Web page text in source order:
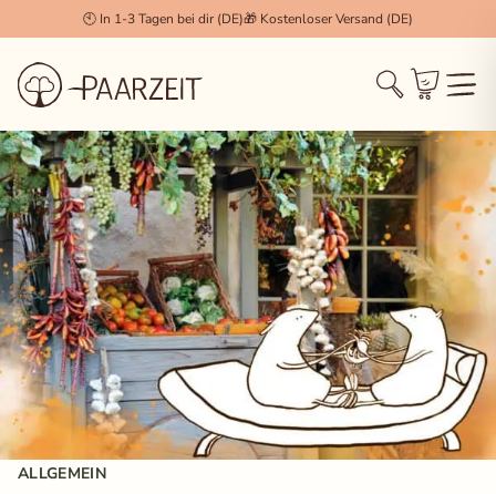
🕙 In 1-3 Tagen bei dir (DE)🎁 Kostenloser Versand (DE)
ALLGEMEIN
Cookie Einstellungen ×
Technisch notwendig (Essenziell)
Diese Cookies werden zwingend benötigt, damit die
Session, der Login und der Warenkorb
(WooCommerce) korrekt funktionieren.
Statistiken & Analyse
Erlaubt uns, anonymisierte Daten über das
Nutzerverhalten zu sammeln, um unseren Shop stetig
zu verbessern.
Marketing & Tracking
Wird verwendet, um dir für dich relevante Inhalte und
Werbung anzuzeigen (z.B. Facebook Pixel, Pinterest).